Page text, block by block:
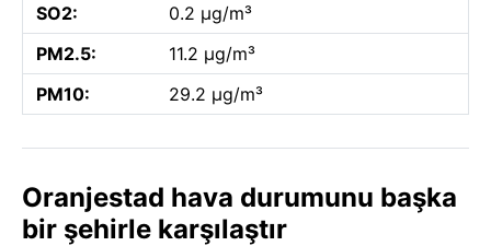
SO2:
0.2 µg/m³
PM2.5:
11.2 µg/m³
PM10:
29.2 µg/m³
Oranjestad hava durumunu başka
bir şehirle karşılaştır